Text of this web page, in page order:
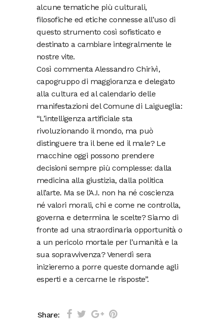
alcune tematiche più culturali,
filosofiche ed etiche connesse all’uso di
questo strumento così sofisticato e
destinato a cambiare integralmente le
nostre vite.
Così commenta Alessandro Chirivì,
capogruppo di maggioranza e delegato
alla cultura ed al calendario delle
manifestazioni del Comune di Laigueglia:
“L’intelligenza artificiale sta
rivoluzionando il mondo, ma può
distinguere tra il bene ed il male? Le
macchine oggi possono prendere
decisioni sempre più complesse: dalla
medicina alla giustizia, dalla politica
all’arte. Ma se l’A.I. non ha né coscienza
né valori morali, chi e come ne controlla,
governa e determina le scelte? Siamo di
fronte ad una straordinaria opportunità o
a un pericolo mortale per l’umanità e la
sua sopravvivenza? Venerdì sera
inizieremo a porre queste domande agli
esperti e a cercarne le risposte”.
Share: